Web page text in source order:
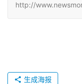
http://
生成海报